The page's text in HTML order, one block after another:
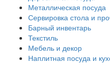
Металлическая посуда
Сервировка стола и
Барный инвентарь
Текстиль
Мебель и декор
Наплитная посуда и